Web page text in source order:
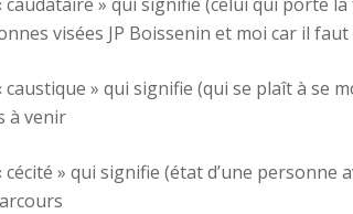
visées JP Boissenin et moi car il
caustique » qui signifie (qui se plaît à se
à venir
cécité » qui signifie (état d’une